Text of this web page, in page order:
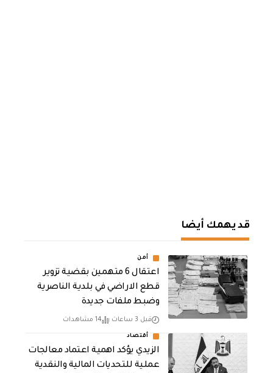
قد يهمك أيضا
أمن
اعتقال 6 متهمين بقضية تزوير
قطع الاراضي في بلدية الناصرية
وضبط ملفات جديدة
قبل 3 ساعات 14 مشاهدات
أقتصاد
الزيدي يؤكد اهمية اعتماد معالجات
عملية للتحديات المالية والنقدية